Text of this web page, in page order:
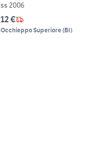
ss 2006
12 €
Occhieppo Superiore(BI)